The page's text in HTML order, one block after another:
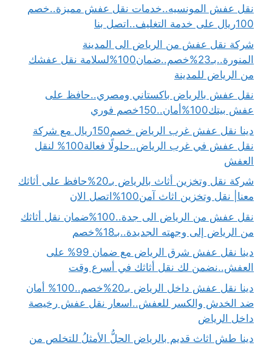
نقل عفش المونسيه..خدمات نقل عفش مميزة..خصم
100ريال على خدمة التغليف..اتصل بنا
شركة نقل عفش من الرياض الى المدينة
المنورة..بـ23%خصم..ضمان100%لسلامة نقل عفشك
من الرياض للمدينة
نقل عفش بالرياض باكستاني ومصري..حافظ على
عفش بيتك100%أمان..150خصم فوري
دينا نقل عفش غرب الرياض خصم150ريال مع شركة
نقل عفش في غرب الرياض..حلولًا فعالة100% لنقل
العفش
شركة نقل وتخزين أثاث بالرياض بـ20%حافظ على أثاثك
معنا| نقل وتخزين اثاث آمن100%اتصل الان
نقل عفش من الرياض الى جدة..100%ضمان نقل أثاثك
من الرياض إلى وجهته الجديدة..بـ18%خصم
دينا نقل عفش شرق الرياض مع ضمان 99% على
العفش..نضمن لك نقل أثاثك في أسرع وقت
دينا نقل عفش داخل الرياض بـ20%خصم..100% أمان
ضد الخدش والكسر للعفش..اسعار نقل عفش رخيصة
داخل الرياض
دينا طش اثاث قديم بالرياض الحلُّ الأمثلُ للتخلص من